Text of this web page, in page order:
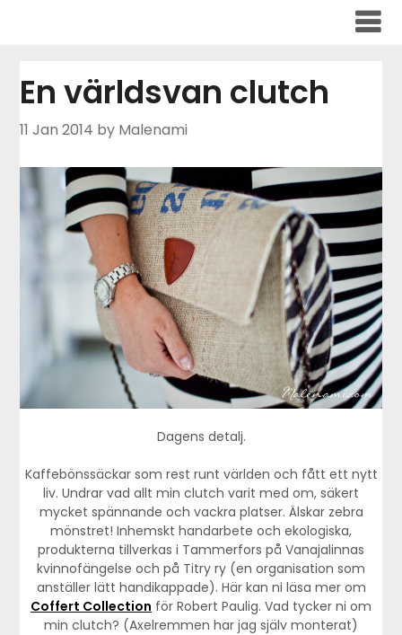
En världsvan clutch
11 Jan 2014 by Malenami
Dagens detalj.
Kaffebönssäckar som rest runt världen och fått ett nytt
liv. Undrar vad allt min clutch varit med om, säkert
mycket spännande och vackra platser. Älskar zebra
mönstret! Inhemskt handarbete och ekologiska,
produkterna tillverkas i Tammerfors på Vanajalinnas
kvinnofängelse och på Titry ry (en organisation som
anställer lätt handikappade). Här kan ni läsa mer om
Coffert Collection för Robert Paulig. Vad tycker ni om
min clutch? (Axelremmen har jag själv monterat)